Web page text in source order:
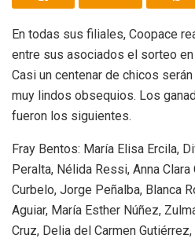
En todas sus filiales, Coopace
entre sus asociados el sorteo
Casi un centenar de chicos
muy lindos obsequios. Los
fueron los siguientes.
Fray Bentos: María Elisa Ercila,
Peralta, Nélida Ressi, Anna
Curbelo, Jorge Peñalba, Blanca
Aguiar, María Esther Núñez,
Cruz, Delia del Carmen